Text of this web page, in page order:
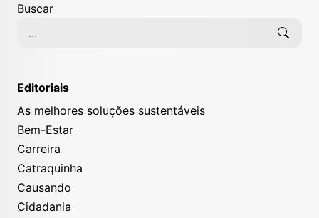
Buscar
Editoriais
As melhores soluções sustentáveis
Bem-Estar
Carreira
Catraquinha
Causando
Cidadania